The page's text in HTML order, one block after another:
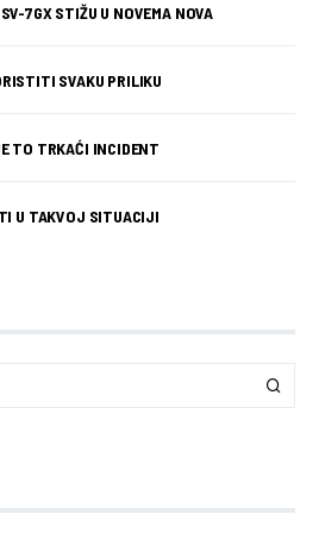
7GX STIŽU U NOVEMA NOVA
SVAKU PRILIKU
TO TRKAĆI INCIDENT
U TAKVOJ SITUACIJI